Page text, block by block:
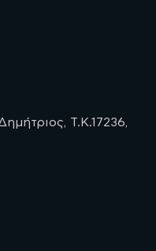
Τ.Κ.17236,